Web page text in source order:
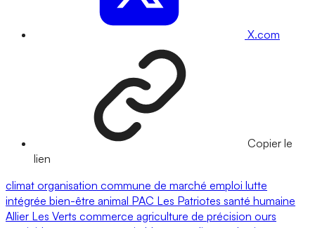
X.com
Copier le
lien
climat organisation commune de marché emploi lutte
intégrée bien-être animal PAC Les Patriotes santé humaine
Allier Les Verts commerce agriculture de précision ours